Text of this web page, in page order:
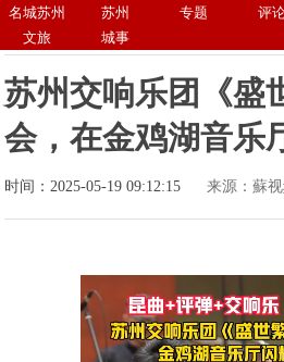
名城苏州 苏州 专题 评
文旅
城事
苏州交响乐团《盛
会，在金鸡湖音乐
时间：2025-05-19 09:12:15 来源：蘇